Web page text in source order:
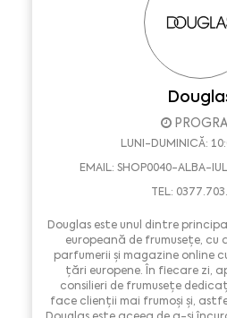
LUNI-DUMINICĂ:
EMAIL: SHOP0040-ALBA-
TEL:
Douglas este unul dintre
europeană de frumusețe, cu
parfumerii și magazine online
țări europene. În fiecare zi,
consilieri de frumusețe
face clienții mai frumoși și,